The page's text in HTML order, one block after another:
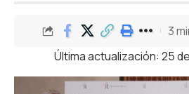
Última actualización: 25
3